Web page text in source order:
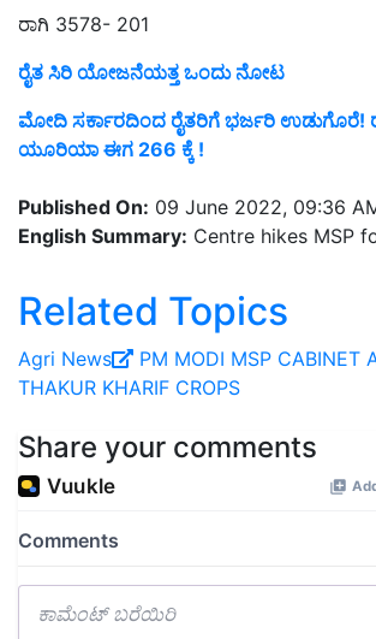
ರಾಗಿ 3578- 201
ರೈತ ಸಿರಿ ಯೋಜನೆಯತ್ತ ಒಂದು ನೋಟ
ಮೋದಿ ಸರ್ಕಾರದಿಂದ ರೈತರಿಗೆ ಭರ್ಜರಿ ಉಡುಗೊರೆ!
ಯೂರಿಯಾ ಈಗ 266 ಕ್ಕೆ !
Published On: 09 June 2022, 09:36
English Summary: Centre hikes MSP
Related Topics
Agri News PM MODI MSP CABINET
THAKUR KHARIF CROPS
Share your comments